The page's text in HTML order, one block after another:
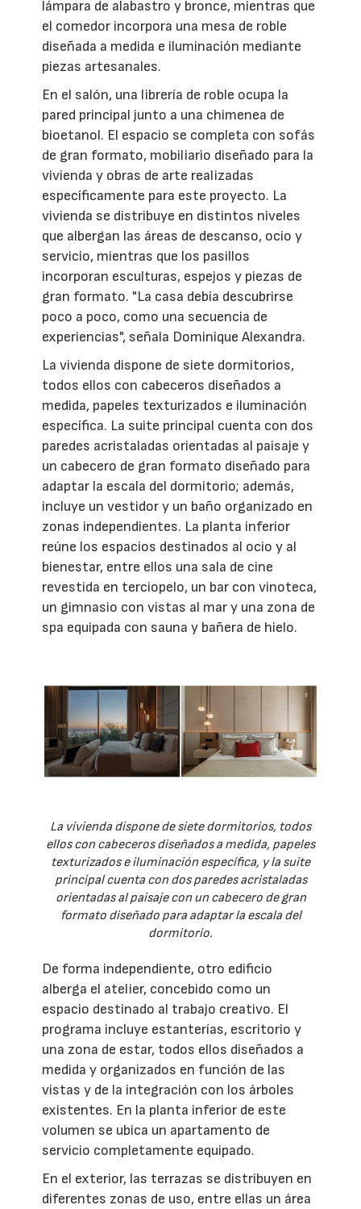
lámpara de alabastro y bronce, mientras que
el comedor incorpora una mesa de roble
diseñada a medida e iluminación mediante
piezas artesanales.
En el salón, una librería de roble ocupa la
pared principal junto a una chimenea de
bioetanol. El espacio se completa con sofás
de gran formato, mobiliario diseñado para la
vivienda y obras de arte realizadas
específicamente para este proyecto. La
vivienda se distribuye en distintos niveles
que albergan las áreas de descanso, ocio y
servicio, mientras que los pasillos
incorporan esculturas, espejos y piezas de
gran formato. "La casa debía descubrirse
poco a poco, como una secuencia de
experiencias", señala Dominique Alexandra.
La vivienda dispone de siete dormitorios,
todos ellos con cabeceros diseñados a
medida, papeles texturizados e iluminación
específica. La suite principal cuenta con dos
paredes acristaladas orientadas al paisaje y
un cabecero de gran formato diseñado para
adaptar la escala del dormitorio; además,
incluye un vestidor y un baño organizado en
zonas independientes. La planta inferior
reúne los espacios destinados al ocio y al
bienestar, entre ellos una sala de cine
revestida en terciopelo, un bar con vinoteca,
un gimnasio con vistas al mar y una zona de
spa equipada con sauna y bañera de hielo.
La vivienda dispone de siete dormitorios, todos
ellos con cabeceros diseñados a medida, papeles
texturizados e iluminación específica, y la suite
principal cuenta con dos paredes acristaladas
orientadas al paisaje con un cabecero de gran
formato diseñado para adaptar la escala del
dormitorio.
De forma independiente, otro edificio
alberga el atelier, concebido como un
espacio destinado al trabajo creativo. El
programa incluye estanterías, escritorio y
una zona de estar, todos ellos diseñados a
medida y organizados en función de las
vistas y de la integración con los árboles
existentes. En la planta inferior de este
volumen se ubica un apartamento de
servicio completamente equipado.
En el exterior, las terrazas se distribuyen en
diferentes zonas de uso, entre ellas un área